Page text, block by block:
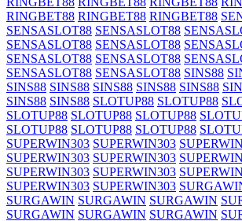
RINGBET88 RINGBET88 RINGBET88
SENSASLOT88 SENSASLOT88
SENSASLOT88 SENSASLOT88
SENSASLOT88 SENSASLOT88
SENSASLOT88 SENSASLOT88 SINS88
SINS88 SINS88 SINS88 SINS88 SINS88
SINS88 SINS88 SLOTUP88 SLOTUP88
SLOTUP88 SLOTUP88 SLOTUP88
SLOTUP88 SLOTUP88 SLOTUP88
SUPERWIN303 SUPERWIN303
SUPERWIN303 SUPERWIN303
SUPERWIN303 SUPERWIN303
SUPERWIN303 SUPERWIN303
SURGAWIN SURGAWIN SURGAWIN
SURGAWIN SURGAWIN SURGAWIN